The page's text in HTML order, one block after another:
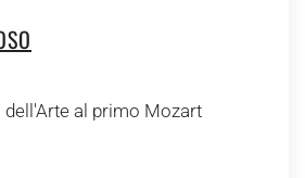
dell'Arte al primo Mozart